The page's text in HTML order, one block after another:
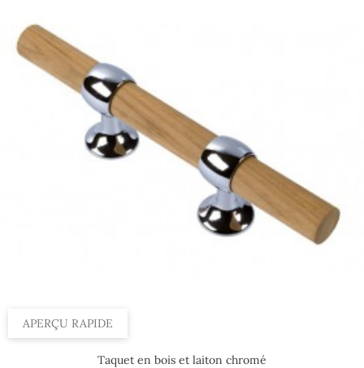
APERÇU RAPIDE
Taquet en bois et laiton chromé